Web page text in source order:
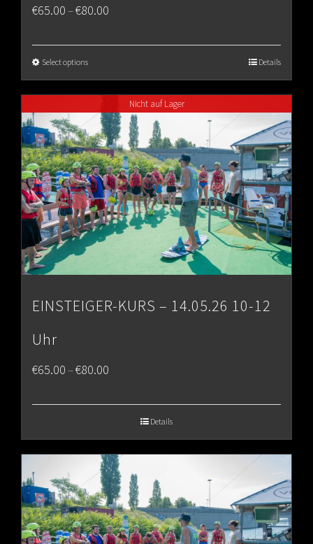
€65.00–€80.00
€80.00
Select options Details
Nicht auf Lager
EINSTEIGER-KURS – 14.05.26 10-12
Uhr
€65.00–€80.00
€80.00
Details